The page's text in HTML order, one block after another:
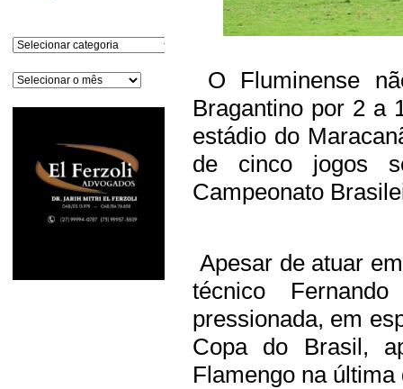
Categorias
Arquivos
O Fluminense
Bragantino por 2 a
estádio do
de cinco jogos
Campeonato
Apesar de atuar
técnico
pressionada, em
Copa do Brasil,
Flamengo na